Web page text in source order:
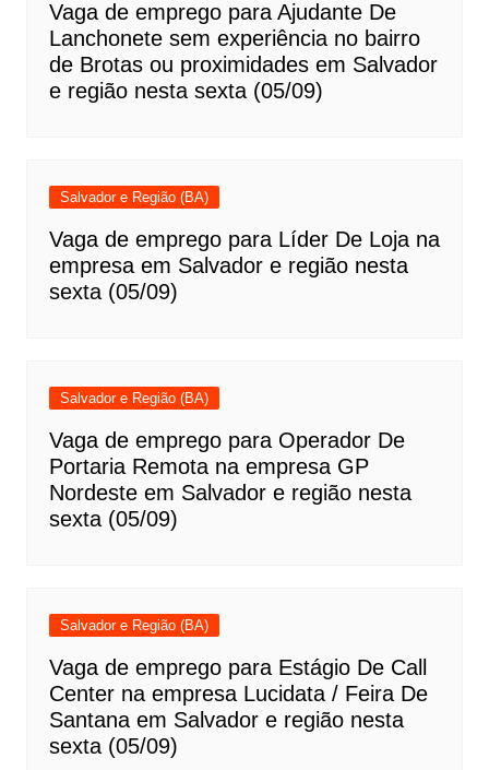
Vaga de emprego para Ajudante De
Lanchonete sem experiência no bairro
de Brotas ou proximidades em Salvador
e região nesta sexta (05/09)
Salvador e Região (BA)
Vaga de emprego para Líder De Loja na
empresa em Salvador e região nesta
sexta (05/09)
Salvador e Região (BA)
Vaga de emprego para Operador De
Portaria Remota na empresa GP
Nordeste em Salvador e região nesta
sexta (05/09)
Salvador e Região (BA)
Vaga de emprego para Estágio De Call
Center na empresa Lucidata / Feira De
Santana em Salvador e região nesta
sexta (05/09)